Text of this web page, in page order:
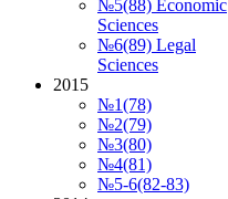
№5(88) Economic
Sciences
№6(89) Legal
Sciences
2015
№1(78)
№2(79)
№3(80)
№4(81)
№5-6(82-83)